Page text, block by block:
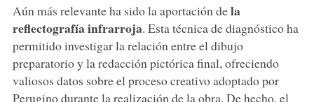
Aún más relevante ha sido la aportación dela
reflectografía infrarroja. Esta técnica de diagnóstico ha
permitido investigar la relación entre el dibujo
preparatorio y la redacción pictórica final, ofreciendo
valiosos datos sobre el proceso creativo adoptado por
Perugino durante la realización de la obra. De hecho, el